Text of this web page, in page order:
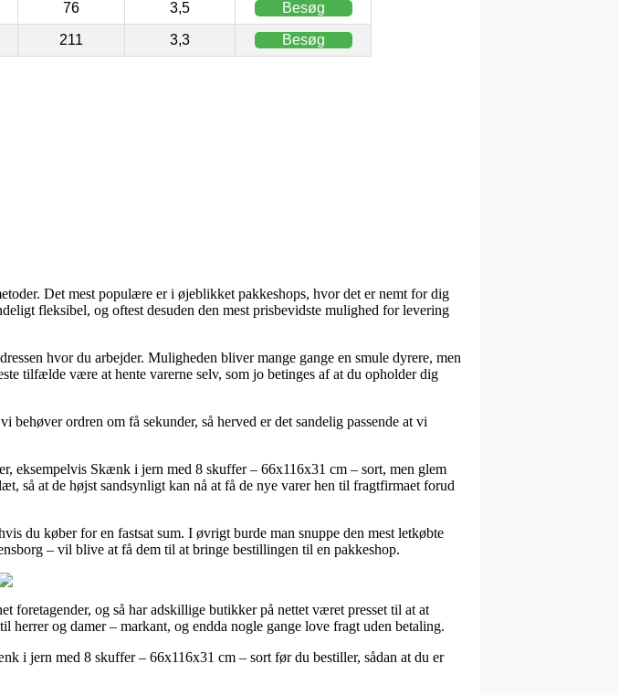
76 3,5 Besøg
211 3,3 Besøg
Det mest populære er i øjeblikket pakkeshops, hvor det er nemt for dig
fleksibel, og oftest desuden den mest prisbevidste mulighed for levering
hvor du arbejder. Muligheden bliver mange gange en smule dyrere, men
tilfælde være at hente varerne selv, som jo betinges af at du opholder dig
ordren om få sekunder, så herved er det sandelig passende at vi
eksempelvis Skænk i jern med 8 skuffer – 66x116x31 cm – sort, men glem
så at de højst sandsynligt kan nå at få de nye varer hen til fragtfirmaet forud
du køber for en fastsat sum. I øvrigt burde man snuppe den mest letkøbte
– vil blive at få dem til at bringe bestillingen til en pakkeshop.
foretagender, og så har adskillige butikker på nettet været presset til at at
herrer og damer – markant, og endda nogle gange love fragt uden betaling.
i jern med 8 skuffer – 66x116x31 cm – sort før du bestiller, sådan at du er